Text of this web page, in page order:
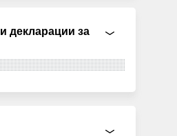
декларации за